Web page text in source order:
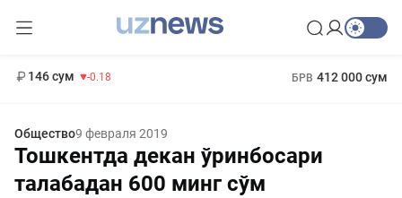
146 сум -0.18 БРВ 412 000 сум
Общество9 февраля 2019
Тошкентда декан ўринбосари
талабадан 600 минг сўм